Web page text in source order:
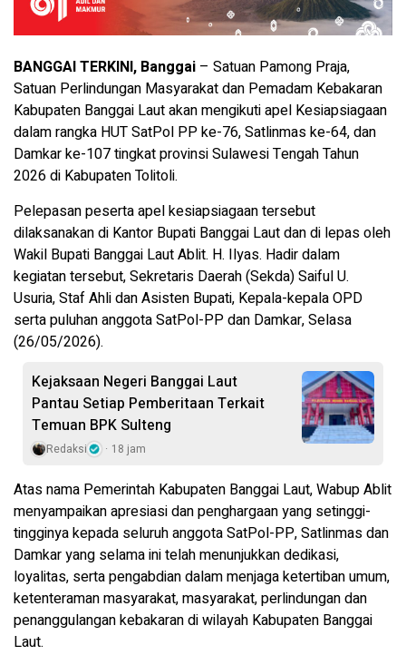
BANGGAI TERKINI, Banggai – Satuan Pamong Praja,
Satuan Perlindungan Masyarakat dan Pemadam Kebakaran
Kabupaten Banggai Laut akan mengikuti apel Kesiapsiagaan
dalam rangka HUT SatPol PP ke-76, Satlinmas ke-64, dan
Damkar ke-107 tingkat provinsi Sulawesi Tengah Tahun
2026 di Kabupaten Tolitoli.
Pelepasan peserta apel kesiapsiagaan tersebut
dilaksanakan di Kantor Bupati Banggai Laut dan di lepas oleh
Wakil Bupati Banggai Laut Ablit. H. Ilyas. Hadir dalam
kegiatan tersebut, Sekretaris Daerah (Sekda) Saiful U.
Usuria, Staf Ahli dan Asisten Bupati, Kepala-kepala OPD
serta puluhan anggota SatPol-PP dan Damkar, Selasa
(26/05/2026).
Kejaksaan Negeri Banggai Laut
Pantau Setiap Pemberitaan Terkait
Temuan BPK Sulteng
Redaksi 18 jam
Atas nama Pemerintah Kabupaten Banggai Laut, Wabup Ablit
menyampaikan apresiasi dan penghargaan yang setinggi-
tingginya kepada seluruh anggota SatPol-PP, Satlinmas dan
Damkar yang selama ini telah menunjukkan dedikasi,
loyalitas, serta pengabdian dalam menjaga ketertiban umum,
ketenteraman masyarakat, masyarakat, perlindungan dan
penanggulangan kebakaran di wilayah Kabupaten Banggai
Laut.